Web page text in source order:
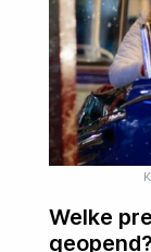
Welke
geopend?